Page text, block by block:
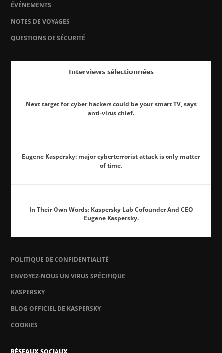
ÉVÉNEMENTS
NOTES DE VOYAGES
QUESTIONS DE SÉCURITÉ
Interviews sélectionnées
Next target for cyber hackers could be your smart TV, says
anti-virus chief.
Eugene Kaspersky: major cyberterrorist attack is only matter
of time.
In Their Own Words: Kaspersky Lab Cofounder And CEO
Eugene Kaspersky.
POLITIQUE DE CONFIDENTIALITÉ
ENVOYEZ-NOUS UN VIRUS SPÉCIFIQUE
KASPERSKY
BLOG OFFICIEL DE KASPERSKY
COOKIES
RÉSEAUX SOCIAUX